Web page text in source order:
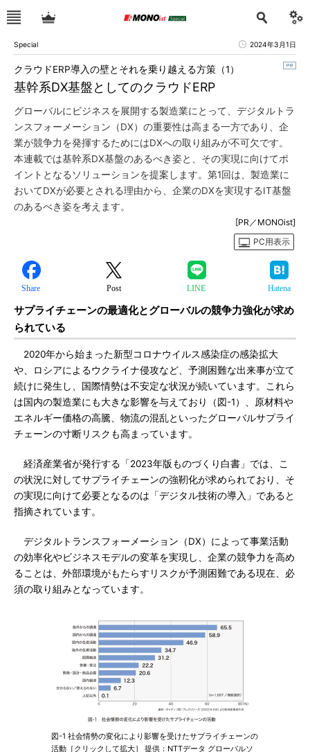
Special 2024年3月1日
基幹系DX基盤としてのクラウドERP
クラウドERP導入の壁とそれを乗り越える方策（1）
グローバルにビジネスを展開する製造業にとって、デジタルトラ
ンスフォーメーション（DX）の重要性は高まる一方であり、企
業が競争力を発揮するためにはDXへの取り組みが不可欠です。
本連載では基幹系DX基盤のあるべき姿と、その実現に向けてポ
イントとなるソリューションを提案します。第1回は、製造業に
おいてDXが必要とされる理由から、企業のDXを実現するIT基盤
のあるべき姿を考えます。
[PR／MONOist]
PC用表示
Share Post LINE Hatena
サプライチェーンの最適化とグローバルの競争力強化が求め
られている
2020年から始まった新型コロナウイルス感染症の感染拡大
や、ロシアによるウクライナ侵攻など、予測困難な出来事が立て
続けに発生し、国際情勢は不安定な状況が続いています。これら
は国内の製造業にも大きな影響を与えており（図-1）、原材料や
エネルギー価格の高騰、物流の混乱といったグローバルサプライ
チェーンの寸断リスクも高まっています。
経済産業省が発行する「2023年版ものづくり白書」では、こ
の状況に対してサプライチェーンの強靭化が求められており、そ
の実現に向けて必要となるのは「デジタル技術の導入」であると
指摘されています。
デジタルトランスフォーメーション（DX）によって事業活動
の効率化やビジネスモデルの変革を実現し、企業の競争力を高め
ることは、外部環境がもたらすリスクが予測困難である現在、必
須の取り組みとなっています。
図-1 社会情勢の変化により影響を受けたサプライチェーンの
活動［クリックして拡大］ 提供：NTTデータ グローバルソ